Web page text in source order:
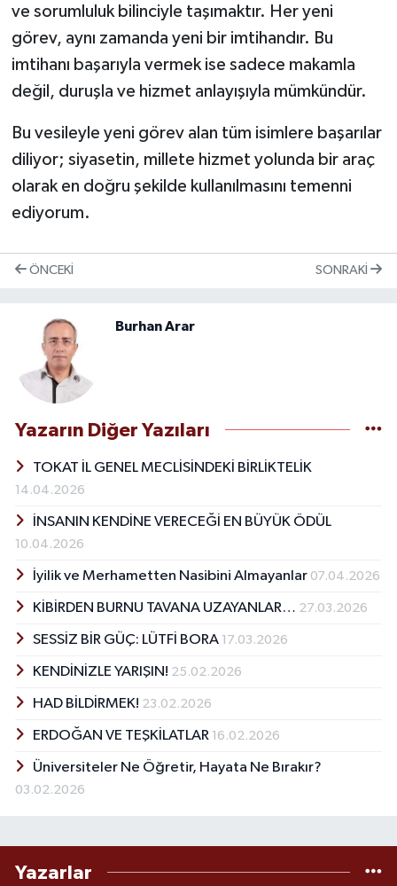
ve sorumluluk bilinciyle taşımaktır. Her yeni
görev, aynı zamanda yeni bir imtihandır. Bu
imtihanı başarıyla vermek ise sadece makamla
değil, duruşla ve hizmet anlayışıyla mümkündür.
Bu vesileyle yeni görev alan tüm isimlere başarılar
diliyor; siyasetin, millete hizmet yolunda bir araç
olarak en doğru şekilde kullanılmasını temenni
ediyorum.
ÖNCEKI SONRAKI
Burhan Arar
Yazarın Diğer Yazıları
TOKAT İL GENEL MECLİSİNDEKİ BİRLİKTELİK
14.04.2026
İNSANIN KENDİNE VERECEĞİ EN BÜYÜK ÖDÜL
10.04.2026
İyilik ve Merhametten Nasibini Almayanlar 07.04.2026
KİBİRDEN BURNU TAVANA UZAYANLAR… 27.03.2026
SESSİZ BİR GÜÇ: LÜTFİ BORA 17.03.2026
KENDİNİZLE YARIŞIN! 25.02.2026
HAD BİLDİRMEK! 23.02.2026
ERDOĞAN VE TEŞKİLATLAR 16.02.2026
Üniversiteler Ne Öğretir, Hayata Ne Bırakır?
03.02.2026
Yazarlar